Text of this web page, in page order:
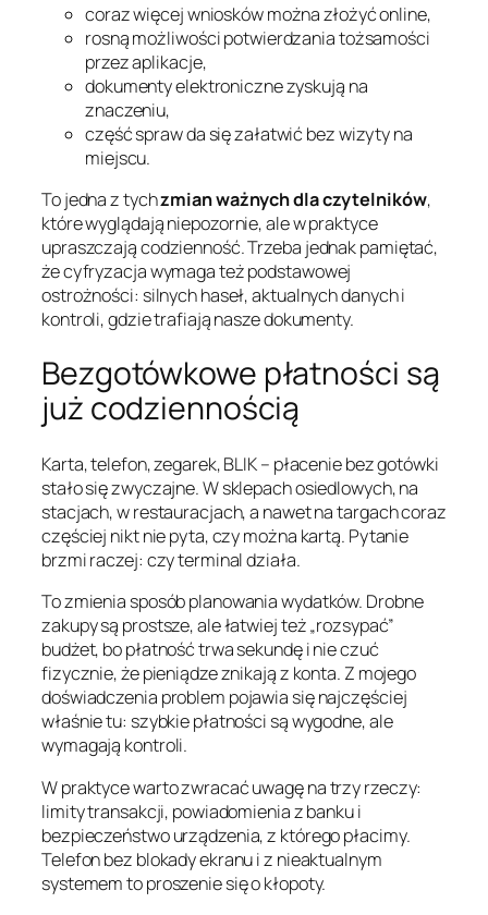
coraz więcej wniosków można złożyć online,
rosną możliwości potwierdzania tożsamości
przez aplikacje,
dokumenty elektroniczne zyskują na
znaczeniu,
część spraw da się załatwić bez wizyty na
miejscu.
To jedna z tychzmian ważnych dla czytelników,
które wyglądają niepozornie, ale w praktyce
upraszczają codzienność. Trzeba jednak pamiętać,
że cyfryzacja wymaga też podstawowej
ostrożności: silnych haseł, aktualnych danych i
kontroli, gdzie trafiają nasze dokumenty.
Bezgotówkowe płatności są
już codziennością
Karta, telefon, zegarek, BLIK – płacenie bez gotówki
stało się zwyczajne. W sklepach osiedlowych, na
stacjach, w restauracjach, a nawet na targach coraz
częściej nikt nie pyta, czy można kartą. Pytanie
brzmi raczej: czy terminal działa.
To zmienia sposób planowania wydatków. Drobne
zakupy są prostsze, ale łatwiej też „rozsypać”
budżet, bo płatność trwa sekundę i nie czuć
fizycznie, że pieniądze znikają z konta. Z mojego
doświadczenia problem pojawia się najczęściej
właśnie tu: szybkie płatności są wygodne, ale
wymagają kontroli.
W praktyce warto zwracać uwagę na trzy rzeczy:
limity transakcji, powiadomienia z banku i
bezpieczeństwo urządzenia, z którego płacimy.
Telefon bez blokady ekranu i z nieaktualnym
systemem to proszenie się o kłopoty.